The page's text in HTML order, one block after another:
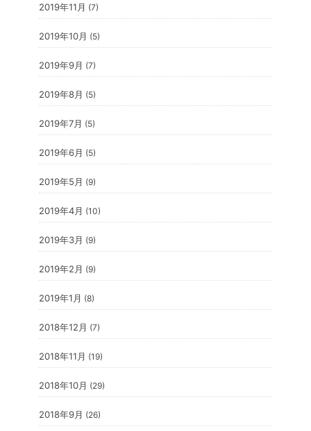
2019年11月 (7)
2019年10月 (5)
2019年9月 (7)
2019年8月 (5)
2019年7月 (5)
2019年6月 (5)
2019年5月 (9)
2019年4月 (10)
2019年3月 (9)
2019年2月 (9)
2019年1月 (8)
2018年12月 (7)
2018年11月 (19)
2018年10月 (29)
2018年9月 (26)